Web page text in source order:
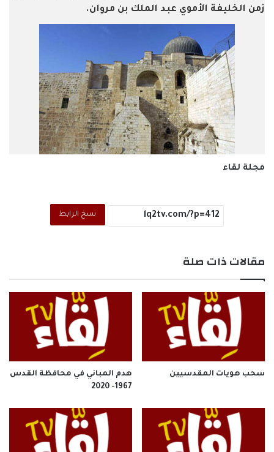
زمن الخليفة الأموي عبد الملك بن مروان.
مجلة لقاء
نسخ الرابط
مقالات ذات صلة
سحب هويات المقدسيين
هدم المباني في محافظة القدس
1967- 2020